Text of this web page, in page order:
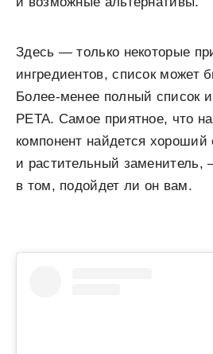
Здесь — только некоторые
ингредиентов, список может
Более-менее полный список
PETA. Самое приятное, что
компонент найдется хороший
и растительный
в том, подойдет ли он вам.